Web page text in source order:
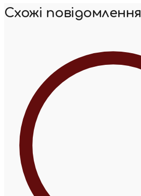
Схожі повідомлення